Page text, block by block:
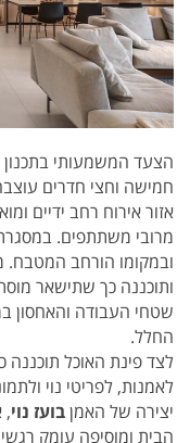
הצעד המשמעותי בתכנון
חמישה וחצי חדרים
אזור אירוח רחב ידיים
מרובי משתתפים.
ובמקומו הורחב המטבח.
ותוכננה כך שתישאר
שטחי העבודה והאחסון
החלל.
לצד פינת האוכל
לאמנות, לפריטי נוי
יצירה של האמןבועז נוי,
הבית ומוסיפה עומק